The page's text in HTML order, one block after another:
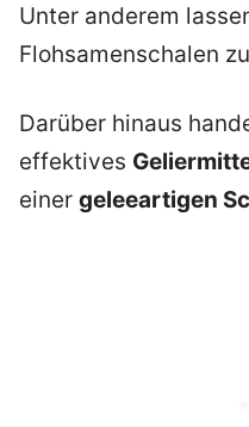
Unter anderem
Flohsamenschalen
Darüber hinaus
effektives
einer geleeartigen